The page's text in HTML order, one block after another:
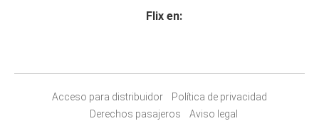
Flix en:
Acceso para distribuidor
Política de privacidad
Derechos pasajeros
Aviso legal